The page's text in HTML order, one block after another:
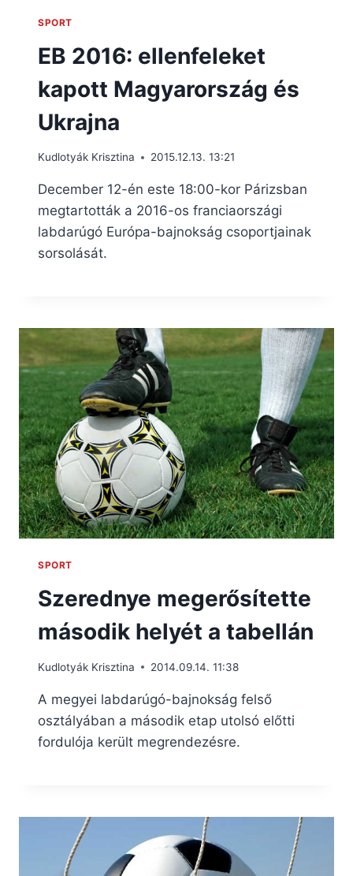
SPORT
EB 2016: ellenfeleket
kapott Magyarország és
Ukrajna
Kudlotyák Krisztina 2015.12.13. 13:21
December 12-én este 18:00-kor Párizsban
megtartották a 2016-os franciaországi
labdarúgó Európa-bajnokság csoportjainak
sorsolását.
SPORT
Szerednye megerősítette
második helyét a tabellán
Kudlotyák Krisztina 2014.09.14. 11:38
A megyei labdarúgó-bajnokság felső
osztályában a második etap utolsó előtti
fordulója került megrendezésre.